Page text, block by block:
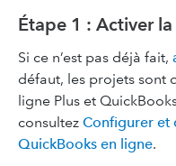
Étape 1 : Activer
Si ce n’est pas déjà fait,
défaut, les projets sont
ligne Plus et
consultez Configurer et
QuickBooks en ligne.